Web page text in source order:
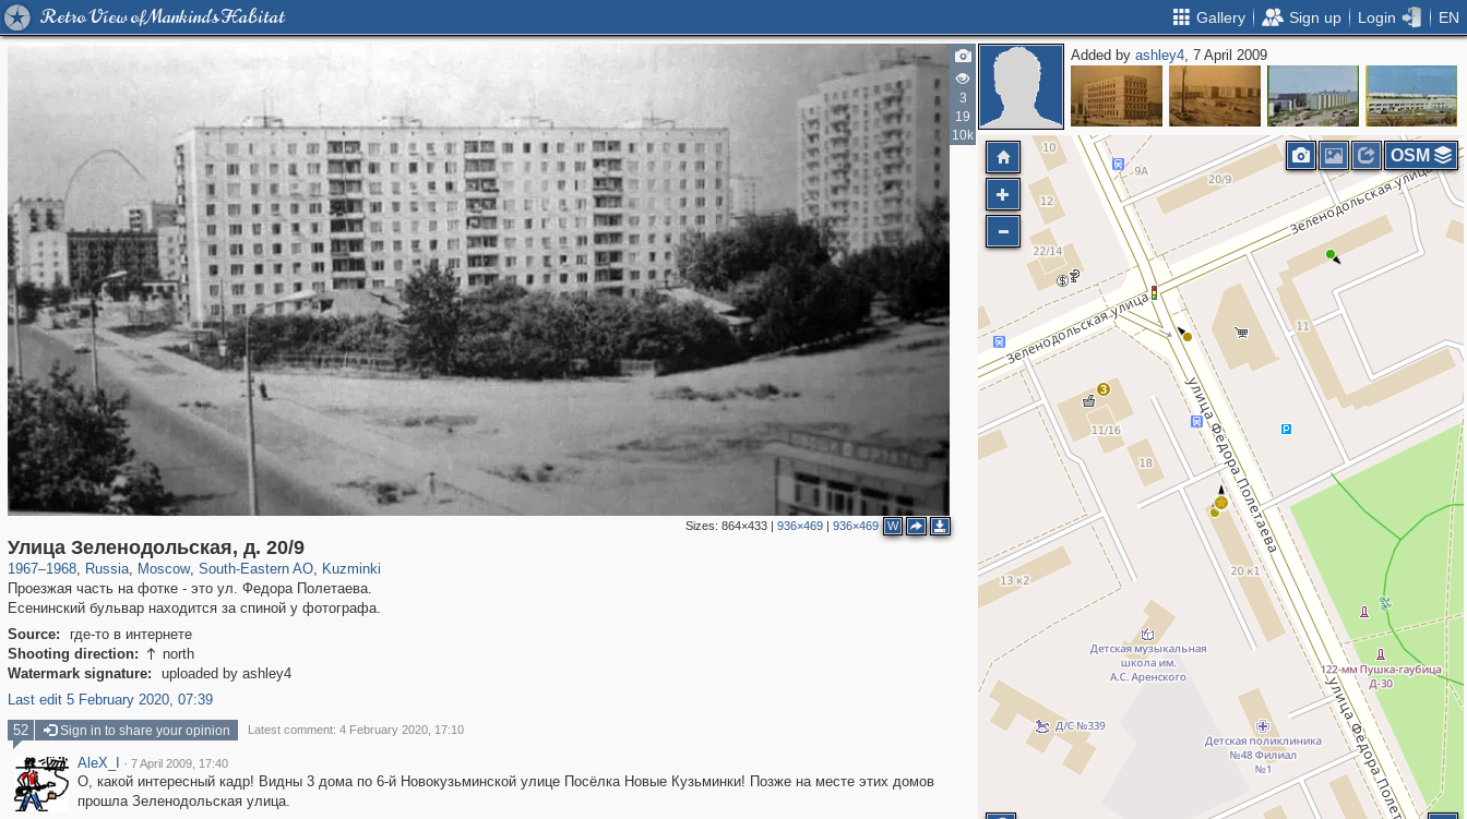
Retro View of Mankind's Habitat Gallery Sign up Login EN
3
19
10k
Sizes: 864×433| 936×469| 936×469 W
Улица Зеленодольская, д. 20/9
1967–1968, Russia
1,407,361 29,248
, Moscow
319,882 8,286
, South-Eastern AO
11,379 197
, Kuzminki
1,133
Проезжая часть на фотке - это ул. Федора Полетаева.
Есенинский бульвар находится за спиной у фотографа.
Source:
где-то в интернете
Shooting direction:  north
Watermark signature:
uploaded by ashley4
Last edit 5 February 2020, 07:39
Added byashley4, 7 April 2009
3
OSM
52 Sign in to share your opinion Latest comment: 4 February 2020, 17:10
AleX_I · 7 April 2009, 17:40
О, какой интересный кадр! Видны 3 дома по 6-й Новокузьминской улице Посёлка Новые Кузьминки! Позже на месте этих домов
прошла Зеленодольская улица.